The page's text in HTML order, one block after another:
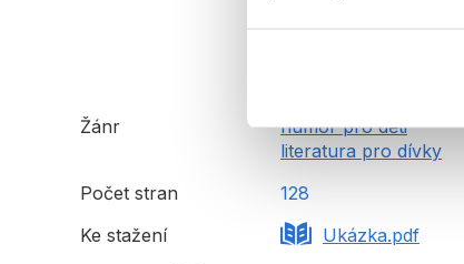
Žánr
humor pro děti
literatura pro dívky
Počet stran
128
Ke stažení
Ukázka.pdf